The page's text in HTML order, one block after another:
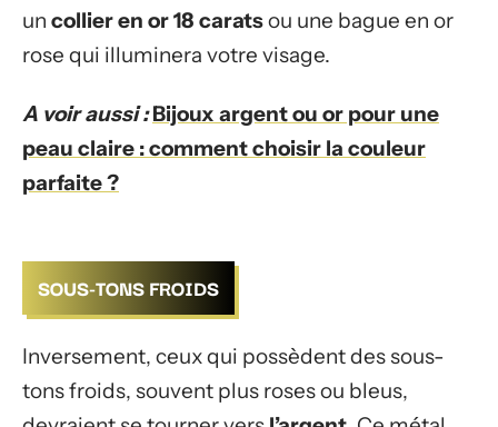
un collier en or 18 caratsou une bague en or
rose qui illuminera votre visage.
A voir aussi : Bijoux argent ou or pour une
peau claire : comment choisir la couleur
parfaite ?
SOUS-TONS FROIDS
Inversement, ceux qui possèdent des sous-
tons froids, souvent plus roses ou bleus,